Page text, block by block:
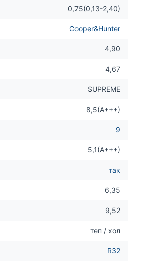
0,75(0,13-2,40)
Cooper&Hunter
4,90
4,67
SUPREME
8,5(А+++)
9
5,1(А+++)
так
6,35
9,52
теп / хол
R32